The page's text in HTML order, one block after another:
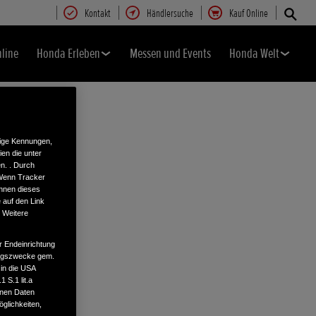
Kontakt Händlersuche Kauf Online
Honda Erleben Messen und Events Honda Welt
Kennungen,
die unter
. Durch
Tracker
dieses
auf den Link
Weitere
Endeinrichtung
gem.
die USA
S.1 lit.a
Daten